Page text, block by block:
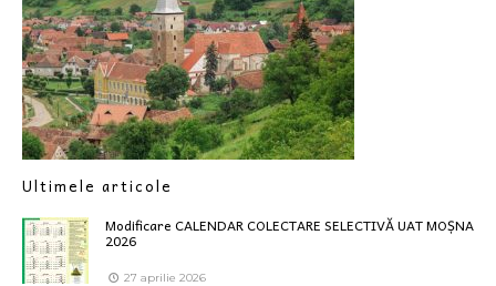
Ultimele articole
Modificare CALENDAR COLECTARE SELECTIVĂ UAT MOȘNA
2026
27 aprilie 2026